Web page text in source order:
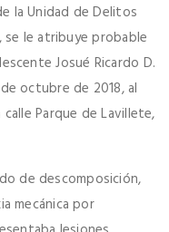
la Unidad de Delitos
se le atribuye probable
Josué Ricardo D.
octubre de 2018, al
Parque de Lavillete,
de descomposición,
mecánica por